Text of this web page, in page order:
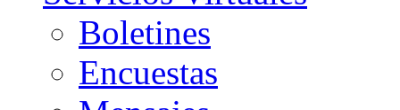
Boletines
Encuestas